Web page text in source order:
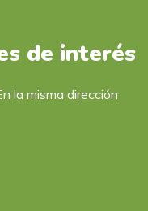
de interés
la misma dirección